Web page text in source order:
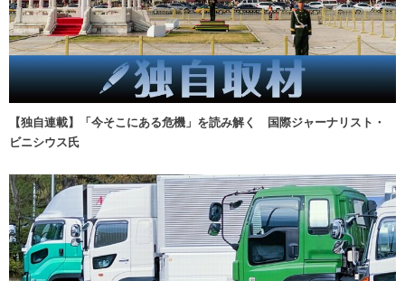
【独自連載】「今そこにある危機」を読み解く 国際ジャーナリスト・
ビニシウス氏